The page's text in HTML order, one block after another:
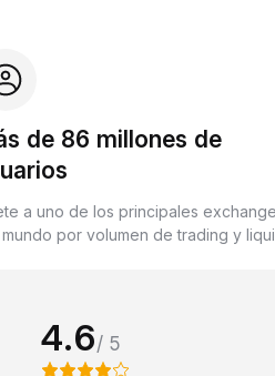
de 86 millones de
a uno de los principales
por volumen de trading y
4.6/ 5